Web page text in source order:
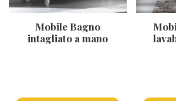
Mobile Bagno
intagliato a mano